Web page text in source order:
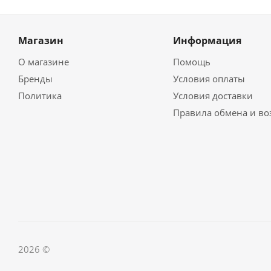
Магазин
О магазине
Бренды
Политика
Информация
Помощь
Условия оплаты
Условия доставки
Правила обмена и
2026 ©